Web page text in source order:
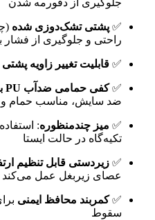
جلوگیری از دفورمه شدن
✅ پشتی تشک‌دوزی شده
راحتی و جلوگیری از فشار
✅ قابلیت تغییر زاویه پشتی در ۵ حالت (۹۰ تا ۱۸۰
✅کفی حمامی ضدآب PU با ضخامت ۵ سانتی‌متر
ضد سایش، مناسب حمام
✅ میز چندمنظوره:
تکیه‌گاه در حالت ایستا
✅ زیردستی قابل تنظیم ارتفاع در
عصای زیربغل عمل می‌کند
✅کمربند محافظ ایمنی
سقوط